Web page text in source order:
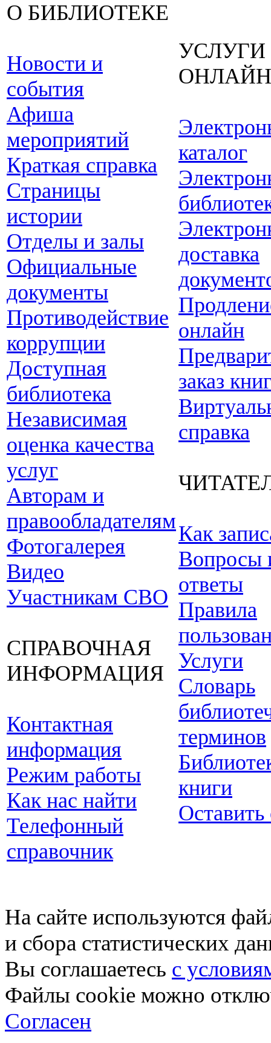
О БИБЛИОТЕКЕ
Новости и
события
Афиша
мероприятий
Краткая справка
Страницы
истории
Отделы и залы
Официальные
документы
Противодействие
коррупции
Доступная
библиотека
Независимая
оценка качества
услуг
Авторам и
правообладателям
Фотогалерея
Видео
Участникам СВО
СПРАВОЧНАЯ
ИНФОРМАЦИЯ
Контактная
информация
Режим работы
Как нас найти
Телефонный
справочник
УСЛУГИ
ОНЛАЙН
каталог
доставка
онлайн
заказ
справка
Как
Вопросы
ответы
Правила
Услуги
Словарь
терминов
книги
Оставить
На сайте используются
и сбора статистических
Вы соглашаетесь с
Файлы cookie можно
Согласен